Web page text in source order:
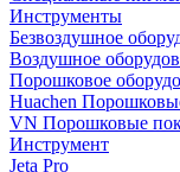
Инструменты
Безвоздушное
Воздушное
Порошковое
Huachen
VN Порошковые
Инструмент
Jeta Pro